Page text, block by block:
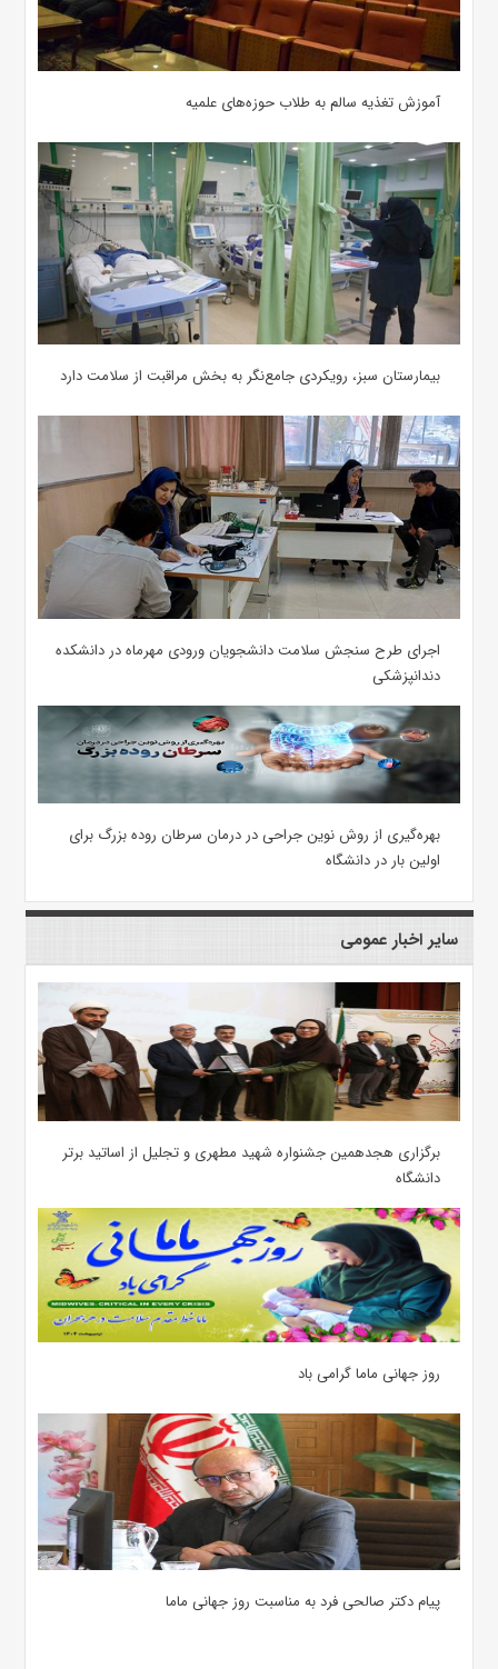
آموزش تغذیه سالم به طلاب حوزه‌های علمیه
بیمارستان سبز، رویکردی جامع‌نگر به بخش مراقبت از سلامت دارد
اجرای طرح سنجش سلامت دانشجویان ورودی مهرماه در دانشکده
دندانپزشکی
بهره‌گیری از روش نوین جراحی در درمان سرطان روده بزرگ برای
اولین بار در دانشگاه
سایر اخبار عمومی
برگزاری هجدهمین جشنواره شهید مطهری و تجلیل از اساتید برتر
دانشگاه
روز جهانی ماما گرامی باد
پیام دکتر صالحی فرد به مناسبت روز جهانی ماما